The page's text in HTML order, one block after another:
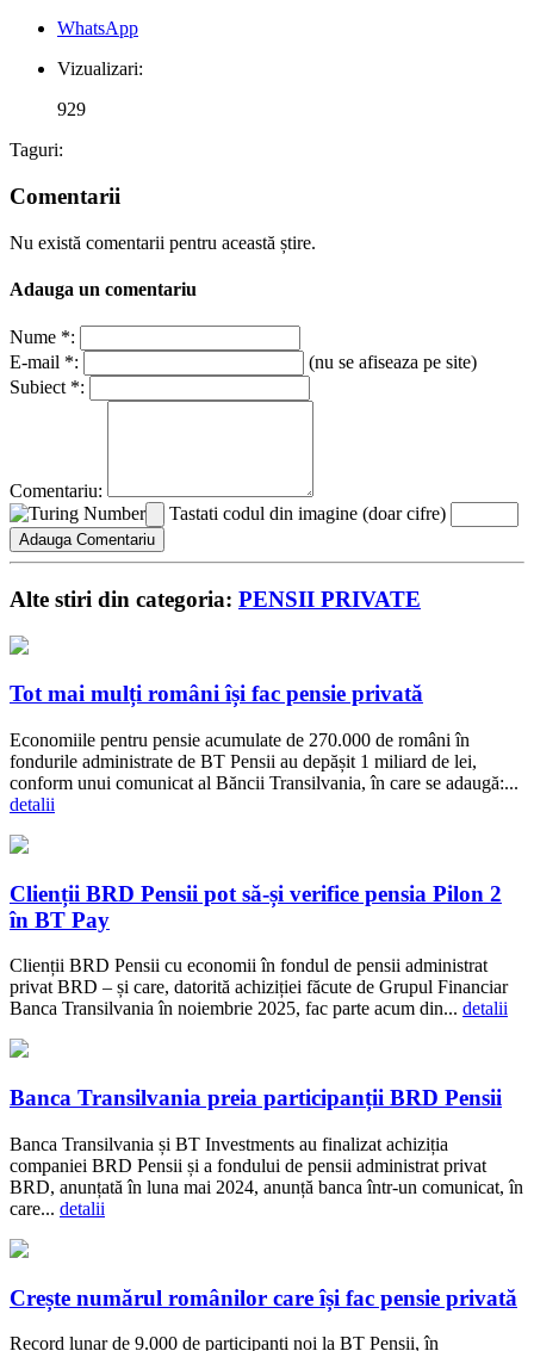
WhatsApp
Vizualizari:
929
Taguri:
Comentarii
Nu există comentarii pentru această știre.
Adauga un comentariu
Nume *:
E-mail *:
(nu se afiseaza pe site)
Subiect *:
Comentariu:
Tastati codul din imagine (doar cifre)
Alte stiri din categoria: PENSII PRIVATE
Tot mai mulți români își fac pensie privată
Economiile pentru pensie acumulate de 270.000 de români în
fondurile administrate de BT Pensii au depășit 1 miliard de lei,
conform unui comunicat al Băncii Transilvania, în care se adaugă:...
detalii
Clienții BRD Pensii pot să-și verifice pensia Pilon 2
în BT Pay
Clienții BRD Pensii cu economii în fondul de pensii administrat
privat BRD – și care, datorită achiziției făcute de Grupul Financiar
Banca Transilvania în noiembrie 2025, fac parte acum din... detalii
Banca Transilvania preia participanții BRD Pensii
Banca Transilvania și BT Investments au finalizat achiziția
companiei BRD Pensii și a fondului de pensii administrat privat
BRD, anunțată în luna mai 2024, anunță banca într-un comunicat, în
care... detalii
Crește numărul românilor care își fac pensie privată
Record lunar de 9.000 de participanți noi la BT Pensii, în